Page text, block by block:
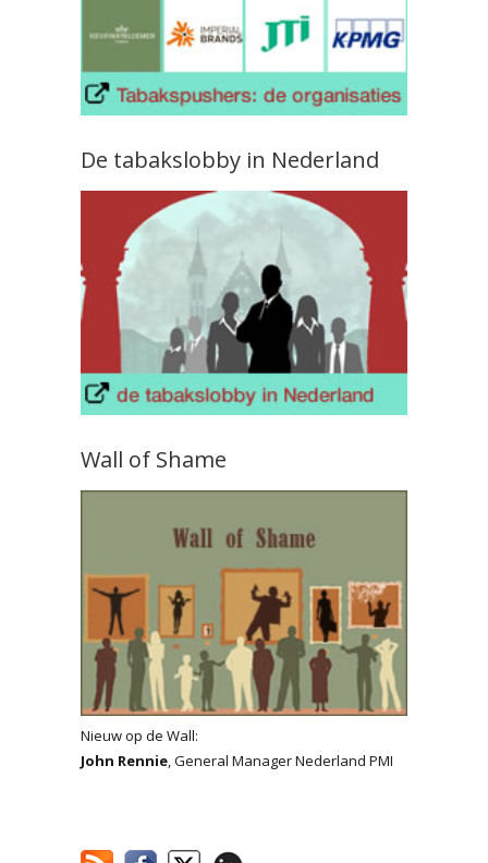
De tabakslobby in Nederland
Wall of Shame
Nieuw op de Wall:
John Rennie , General Manager Nederland PMI